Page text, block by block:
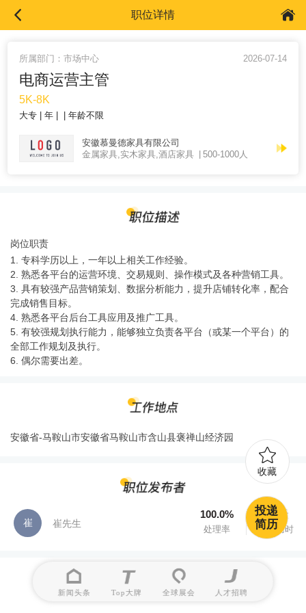
职位详情
所属部门：市场中心 2026-07-14
电商运营主管
5K-8K
大专 年 年龄不限
安徽慕曼德家具有限公司
金属家具,实木家具,酒店家具
500-1000人
岗位职责
1. 专科学历以上，一年以上相关工作经验。
2. 熟悉各平台的运营环境、交易规则、操作模式及各种营销工具。
3. 具有较强产品营销策划、数据分析能力，提升店铺转化率，配合
完成销售目标。
4. 熟悉各平台后台工具应用及推广工具。
5. 有较强规划执行能力，能够独立负责各平台（或某一个平台）的
全部工作规划及执行。
6. 偶尔需要出差。
安徽省-马鞍山市安徽省马鞍山市含山县褒禅山经济园
崔 崔先生
100.0%
处理率
0.0天
处理用时
新闻头条 Top大牌 全球展会 人才招聘
收藏
投递
简历